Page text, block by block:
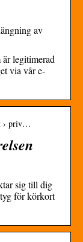
av
legitimerad
via vår e-
› priv…
sig till dig
för körkort